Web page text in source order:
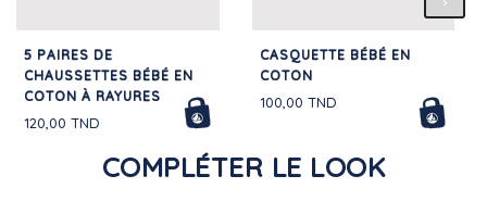
5 PAIRES DE
CHAUSSETTES BÉBÉ EN
COTON À RAYURES
120,00 TND
CASQUETTE BÉBÉ EN
COTON
100,00 TND
COMPLÉTER LE LOOK